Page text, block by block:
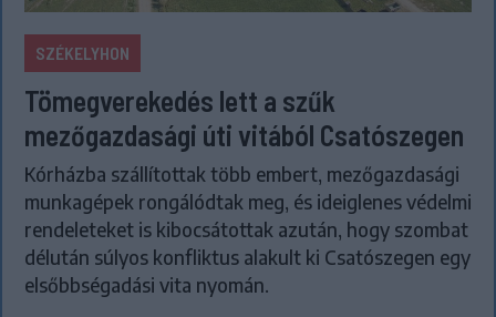
SZÉKELYHON
Tömegverekedés lett a szűk
mezőgazdasági úti vitából Csatószegen
Kórházba szállítottak több embert, mezőgazdasági
munkagépek rongálódtak meg, és ideiglenes védelmi
rendeleteket is kibocsátottak azután, hogy szombat
délután súlyos konfliktus alakult ki Csatószegen egy
elsőbbségadási vita nyomán.